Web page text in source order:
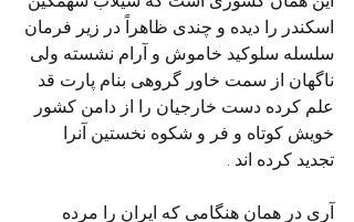
اسکندر را دیده و چندی ظاهراً در زیر فرمان
سلسله سلوکید خاموش و آرام نشسته ولی
ناگهان از سمت خاور گروهی بنام پارت قد
علم کرده دست خارجیان را از دامن کشور
خویش کوتاه و فر و شکوه نخستین آنرا
تجدید کرده اند .
آری در همان هنگامی که ایران را مرده